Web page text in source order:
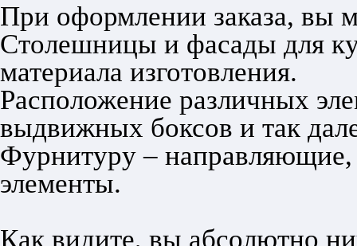
При оформлении заказа, вы
Столешницы и фасады для
материала изготовления.
Расположение различных
выдвижных боксов и так
Фурнитуру –
элементы.
Как видите, вы абсолютно